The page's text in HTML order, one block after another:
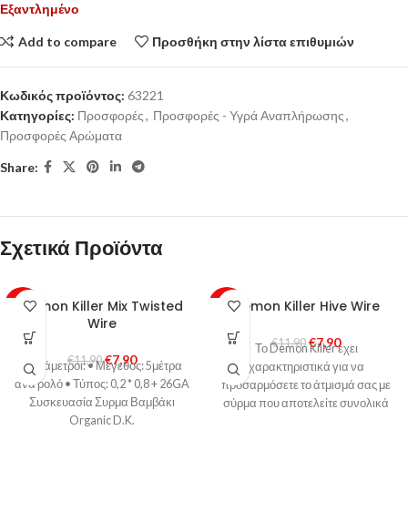
Εξαντλημένο
Add to compare Προσθήκη στην λίστα επιθυμιών
Κωδικός προϊόντος: 63221
Κατηγορίες: Προσφορές, Προσφορές - Υγρά Αναπλήρωσης,
Προσφορές Αρώματα
Share:
Σχετικά Προϊόντα
-34%Demon Killer Mix Twisted
Wire
€11,90 €7,90
Παράμετροι: • Μέγεθος: 5μέτρα
ανα ρολό • Τύπος: 0,2 * 0,8 + 26GA
Συσκευασία Συρμα Βαμβάκι
Organic D.K.
-34%Demon Killer Hive Wire
€11,90 €7,90
Το Demon Killer έχει
χαρακτηριστικά για να
προσαρμόσετε το άτμισμά σας με
σύρμα που αποτελείτε συνολικά